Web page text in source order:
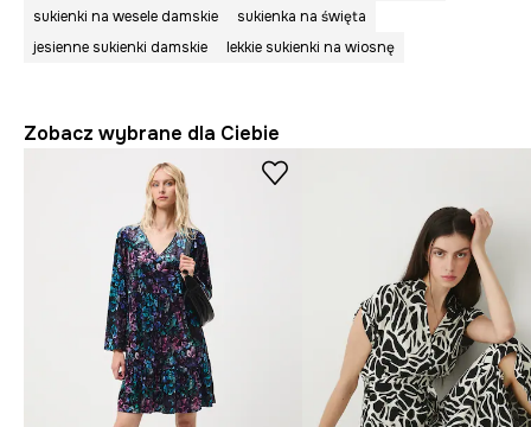
sukienki na wesele damskie
sukienka na święta
jesienne sukienki damskie
lekkie sukienki na wiosnę
Zobacz wybrane dla Ciebie